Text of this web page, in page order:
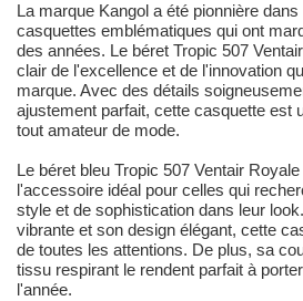
La marque Kangol a été pionnière
casquettes emblématiques qui ont
des années. Le béret Tropic 507
clair de l'excellence et de l'innovation
marque. Avec des détails
ajustement parfait, cette casquette est
tout amateur de mode.
Le béret bleu Tropic 507 Ventair
l'accessoire idéal pour celles qui
style et de sophistication dans leur
vibrante et son design élégant, cette
de toutes les attentions. De plus, sa
tissu respirant le rendent parfait à
l'année.